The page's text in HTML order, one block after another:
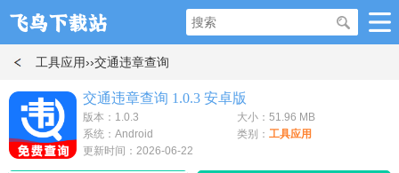
工具应用››交通违章查询
交通违章查询 1.0.3 安卓版
版本：1.0.3
大小：51.96 MB
系统：Android
类别： 工具应用
更新时间：2026-06-22